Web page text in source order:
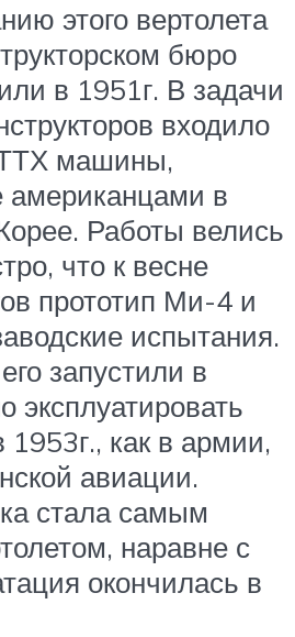
этого вертолета
бюро
в 1951г. В задачи
входило
машины,
американцами в
Работы велись
что к весне
прототип Ми-4 и
испытания.
запустили в
эксплуатировать
как в армии,
авиации.
стала самым
наравне с
окончилась в